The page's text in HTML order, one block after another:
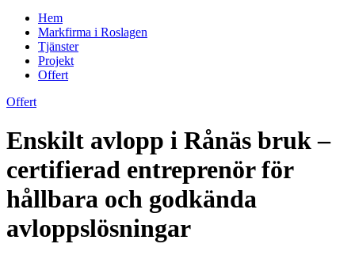
Hem
Markfirma i Roslagen
Tjänster
Projekt
Offert
Offert
Enskilt avlopp i Rånäs bruk –
certifierad entreprenör för
hållbara och godkända
avloppslösningar